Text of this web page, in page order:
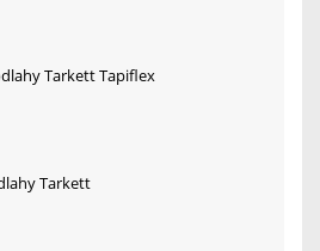
Tarkett Tapiflex
Tarkett